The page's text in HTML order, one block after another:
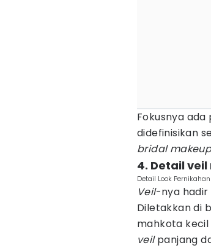
Fokusnya
didefinisikan
bridal
4. Detail
Detail Look
Veil-nya hadir
Diletakkan di
mahkota
veilpanjang